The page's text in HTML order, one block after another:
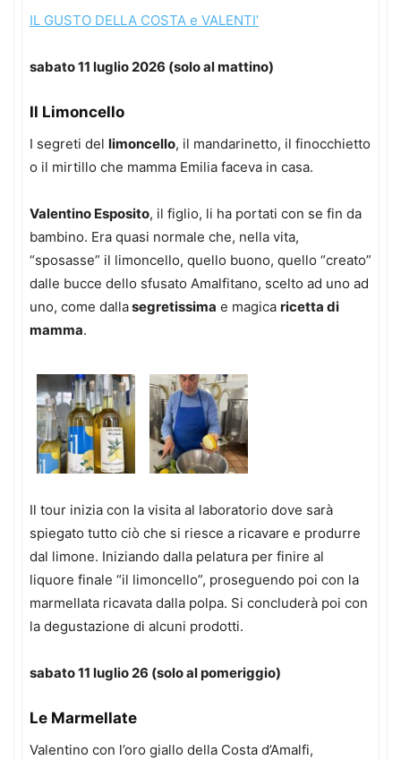
IL GUSTO DELLA COSTA e VALENTI’
sabato 11 luglio 2026 (solo al mattino)
Il Limoncello
I segreti del limoncello, il mandarinetto, il finocchietto
o il mirtillo che mamma Emilia faceva in casa.
Valentino Esposito, il figlio, li ha portati con se fin da
bambino. Era quasi normale che, nella vita,
“sposasse” il limoncello, quello buono, quello “creato”
dalle bucce dello sfusato Amalfitano, scelto ad uno ad
uno, come dallasegretissima e magica ricetta di
mamma.
Il tour inizia con la visita al laboratorio dove sarà
spiegato tutto ciò che si riesce a ricavare e produrre
dal limone. Iniziando dalla pelatura per finire al
liquore finale “il limoncello”, proseguendo poi con la
marmellata ricavata dalla polpa. Si concluderà poi con
la degustazione di alcuni prodotti.
sabato 11 luglio 26 (solo al pomeriggio)
Le Marmellate
Valentino con l’oro giallo della Costa d’Amalfi,